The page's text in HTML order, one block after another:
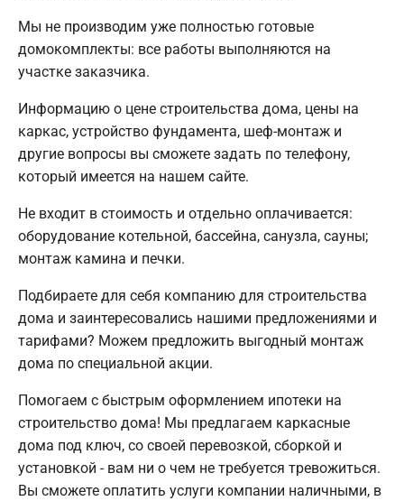
Мы не производим уже полностью готовые
домокомплекты: все работы выполняются на
участке заказчика.
Информацию о цене строительства дома, цены на
каркас, устройство фундамента, шеф-монтаж и
другие вопросы вы сможете задать по телефону,
который имеется на нашем сайте.
Не входит в стоимость и отдельно оплачивается:
оборудование котельной, бассейна, санузла, сауны;
монтаж камина и печки.
Подбираете для себя компанию для строительства
дома и заинтересовались нашими предложениями и
тарифами? Можем предложить выгодный монтаж
дома по специальной акции.
Помогаем с быстрым оформлением ипотеки на
строительство дома! Мы предлагаем каркасные
дома под ключ, со своей перевозкой, сборкой и
установкой - вам ни о чем не требуется тревожиться.
Вы сможете оплатить услуги компании наличными, в